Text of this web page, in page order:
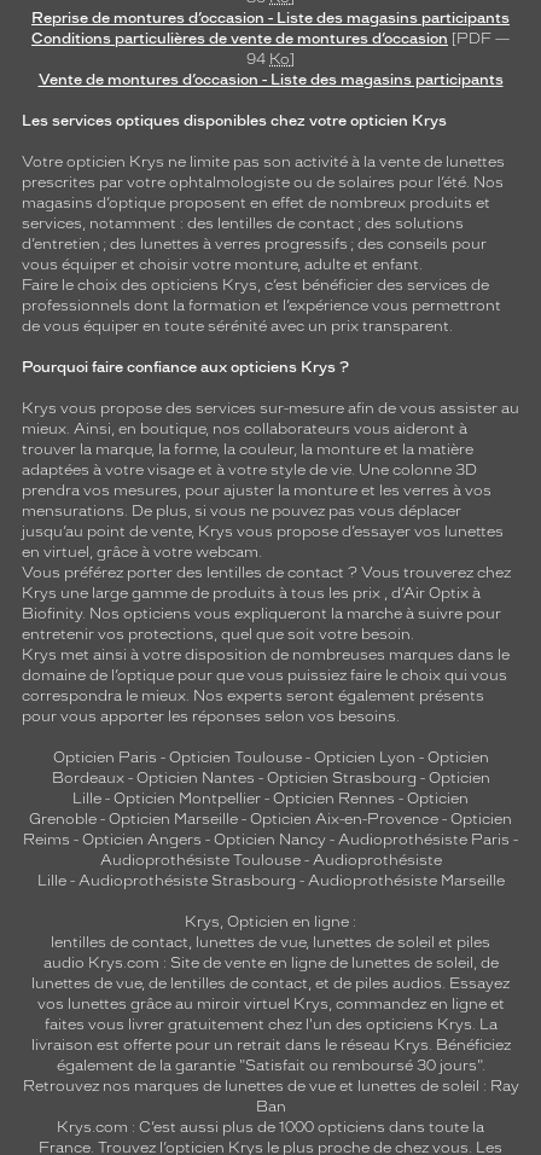
Reprise de montures d’occasion - Liste des magasins participants
Conditions particulières de vente de montures d’occasion [PDF —
94 Ko]
Vente de montures d’occasion - Liste des magasins participants
Les services optiques disponibles chez votre opticien Krys
Votre opticien Krys ne limite pas son activité à la vente de lunettes
prescrites par votre ophtalmologiste ou de solaires pour l’été. Nos
magasins d’optique proposent en effet de nombreux produits et
services, notamment : des lentilles de contact ; des solutions
d’entretien ; des lunettes à verres progressifs ; des conseils pour
vous équiper et choisir votre monture, adulte et enfant.
Faire le choix des opticiens Krys, c’est bénéficier des services de
professionnels dont la formation et l’expérience vous permettront
de vous équiper en toute sérénité avec un prix transparent.
Pourquoi faire confiance aux opticiens Krys ?
Krys vous propose des services sur-mesure afin de vous assister au
mieux. Ainsi, en boutique, nos collaborateurs vous aideront à
trouver la marque, la forme, la couleur, la monture et la matière
adaptées à votre visage et à votre style de vie. Une colonne 3D
prendra vos mesures, pour ajuster la monture et les verres à vos
mensurations. De plus, si vous ne pouvez pas vous déplacer
jusqu’au point de vente, Krys vous propose d’essayer vos lunettes
en virtuel, grâce à votre webcam.
Vous préférez porter des lentilles de contact ? Vous trouverez chez
Krys une large gamme de produits à tous les prix , d’Air Optix à
Biofinity. Nos opticiens vous expliqueront la marche à suivre pour
entretenir vos protections, quel que soit votre besoin.
Krys met ainsi à votre disposition de nombreuses marques dans le
domaine de l’optique pour que vous puissiez faire le choix qui vous
correspondra le mieux. Nos experts seront également présents
pour vous apporter les réponses selon vos besoins.
Opticien Paris - Opticien Toulouse- Opticien Lyon - Opticien
Bordeaux- Opticien Nantes - Opticien Strasbourg - Opticien
Lille - Opticien Montpellier - Opticien Rennes - Opticien
Grenoble - Opticien Marseille - Opticien Aix-en-Provence - Opticien
Reims - Opticien Angers - Opticien Nancy - Audioprothésiste Paris -
Audioprothésiste Toulouse- Audioprothésiste
Lille- Audioprothésiste Strasbourg - Audioprothésiste Marseille
Krys, Opticien en ligne :
lentilles de contact, lunettes de vue, lunettes de soleil et piles
audio Krys.com : Site de vente en ligne de lunettes de soleil, de
lunettes de vue, de lentilles de contact, et de piles audios. Essayez
vos lunettes grâce au miroir virtuel Krys, commandez en ligne et
faites vous livrer gratuitement chez l'un des opticiens Krys. La
livraison est offerte pour un retrait dans le réseau Krys. Bénéficiez
également de la garantie "Satisfait ou remboursé 30 jours".
Retrouvez nos marques de lunettes de vue et lunettes de soleil : Ray
Ban
Krys.com : C’est aussi plus de 1000 opticiens dans toute la
France. Trouvez l’opticien Krys le plus proche de chez vous. Les